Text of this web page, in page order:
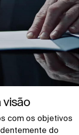
visão
com os objetivos
do